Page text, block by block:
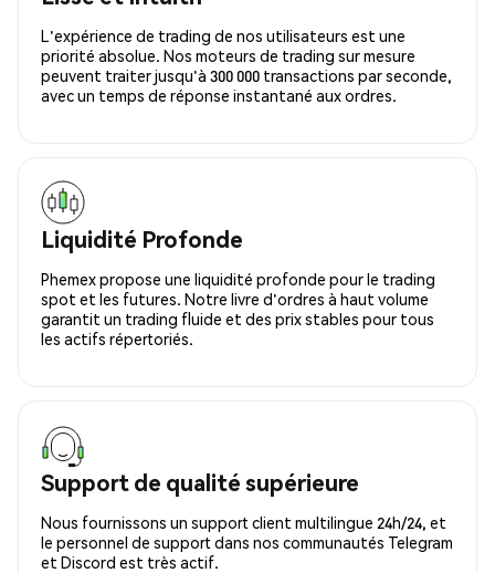
L'expérience de trading de nos utilisateurs est une
priorité absolue. Nos moteurs de trading sur mesure
peuvent traiter jusqu'à 300 000 transactions par seconde,
avec un temps de réponse instantané aux ordres.
Liquidité Profonde
Phemex propose une liquidité profonde pour le trading
spot et les futures. Notre livre d'ordres à haut volume
garantit un trading fluide et des prix stables pour tous
les actifs répertoriés.
Support de qualité supérieure
Nous fournissons un support client multilingue 24h/24, et
le personnel de support dans nos communautés Telegram
et Discord est très actif.